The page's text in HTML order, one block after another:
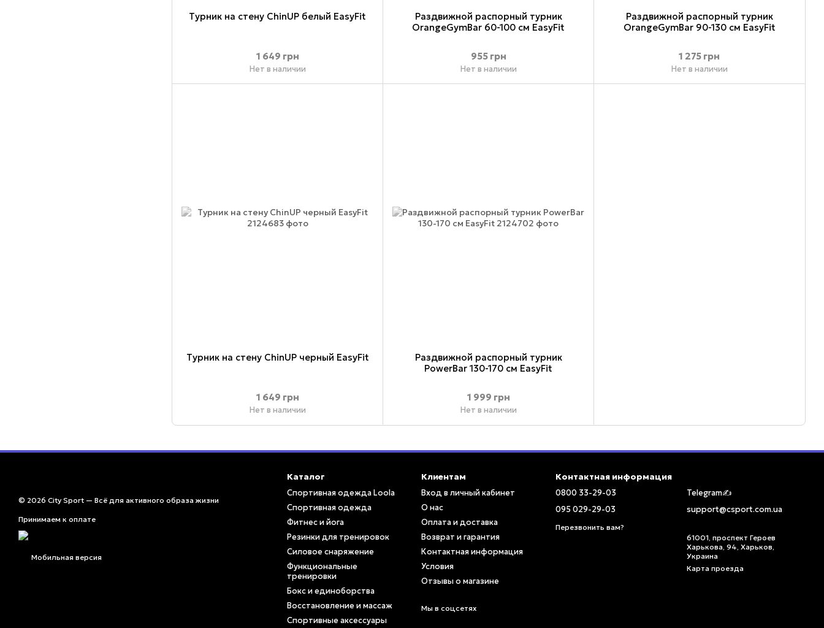
Турник на стену ChinUP белый EasyFit
1 649 грн
Нет в наличии
Раздвижной распорный турник
OrangeGymBar 60-100 см EasyFit
955 грн
Нет в наличии
Раздвижной распорный турник
OrangeGymBar 90-130 см EasyFit
1 275 грн
Нет в наличии
Турник на стену ChinUP черный EasyFit
1 649 грн
Нет в наличии
Раздвижной распорный турник
PowerBar 130-170 см EasyFit
1 999 грн
Нет в наличии
© 2026 City Sport — Всё для активного образа жизни
Принимаем к оплате
Мобильная версия
Каталог
Спортивная одежда Loola
Спортивная одежда
Фитнес и йога
Резинки для тренировок
Силовое снаряжение
Функциональные
тренировки
Бокс и единоборства
Восстановление и массаж
Спортивные аксессуары
Клиентам
Вход в личный кабинет
О нас
Оплата и доставка
Возврат и гарантия
Контактная информация
Условия
Отзывы о магазине
Мы в соцсетях
Контактная информация
0800 33-29-03
095 029-29-03
Перезвонить вам?
Telegram✍️
support@csport.com.ua
61001, проспект Героев
Харькова, 94, Харьков,
Украина
Карта проезда